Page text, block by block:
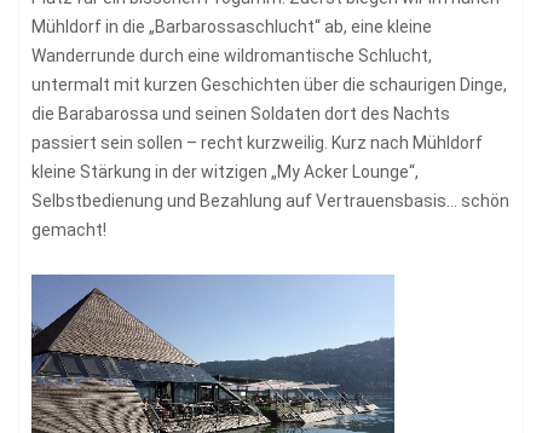
Mühldorf in die „Barbarossaschlucht“ ab, eine kleine
Wanderrunde durch eine wildromantische Schlucht,
untermalt mit kurzen Geschichten über die schaurigen Dinge,
die Barabarossa und seinen Soldaten dort des Nachts
passiert sein sollen – recht kurzweilig. Kurz nach Mühldorf
kleine Stärkung in der witzigen „My Acker Lounge“,
Selbstbedienung und Bezahlung auf Vertrauensbasis… schön
gemacht!